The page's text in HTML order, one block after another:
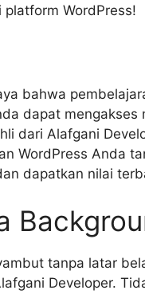
platform WordPress!
bahwa
dapat
dari Alafgani
WordPress Anda
dapatkan nilai
tanpa latar
Developer.